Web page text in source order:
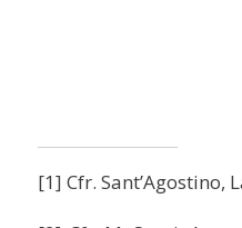
[1] Cfr. Sant’Agostino,